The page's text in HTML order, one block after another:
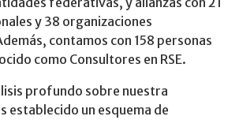
y 38 organizaciones
contamos con 158 personas
como Consultores en RSE.
profundo sobre nuestra
establecido un esquema de